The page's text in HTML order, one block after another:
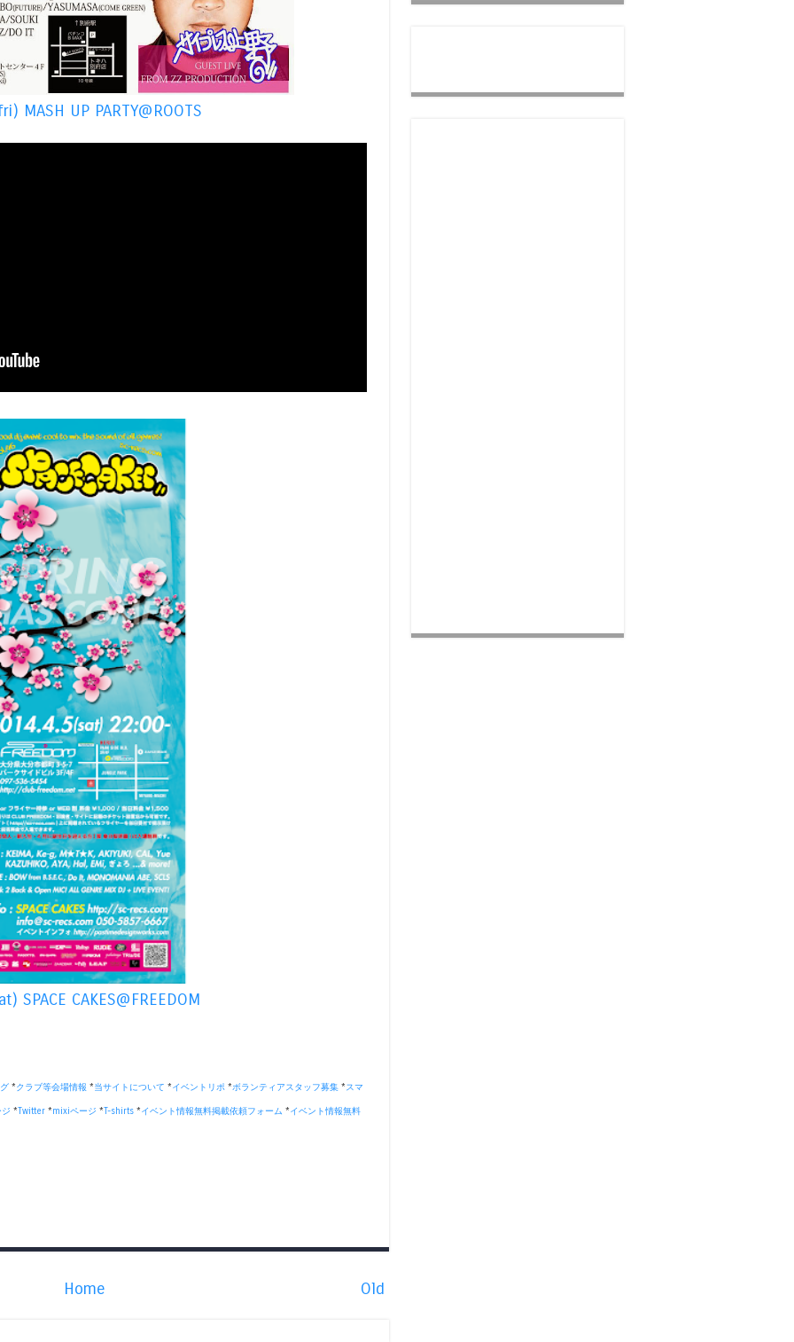
MASH UP PARTY@ROOTS
SPACE CAKES@FREEDOM
*クラブ等会場情報 *当サイトについて *イベントリポ *ボランティアスタッフ募集 *スマ
* Twitter *mixiページ * T-shirts *イベント情報無料掲載依頼フォーム *イベント情報無料
Old
Home